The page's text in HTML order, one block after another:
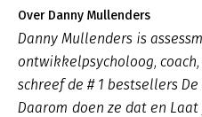
Over Danny Mullenders
Danny Mullenders is
ontwikkelpsycholoog,
schreef de # 1 bestsellers
Daarom doen ze dat en